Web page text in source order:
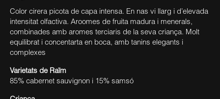
Color cirera picota de capa intensa. En nas vi llarg i d’elevada
intensitat olfactiva. Aroomes de fruita madura i menerals,
combinades amb aromes terciaris de la seva criança. Molt
equilibrat i concentarta en boca, amb tanins elegants i
complexes
Varietats de Raïm
85% cabernet sauvignon i 15% samsó